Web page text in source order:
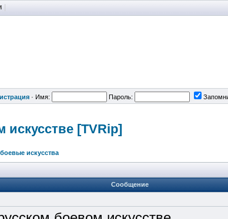
· Имя: Пароль:
[TVRip]
искусства
Сообщение